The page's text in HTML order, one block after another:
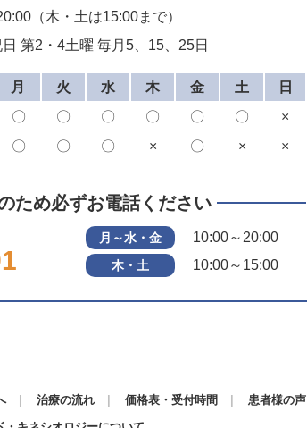
（木・土は15:00まで）
日 第2・4土曜 毎月5、15、25日
月 火 水 木 金 土
日
〇 〇 〇 〇 〇 〇
×
〇 〇 〇 × 〇 × ×
ため必ずお電話ください
月～水・金 10:00～20:00
木・土 10:00～15:00
治療の流れ 価格表・受付時間 患者様の声